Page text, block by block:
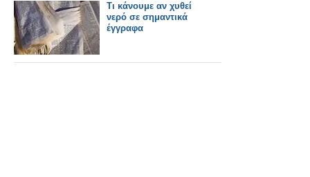
Τι κάνουμε αν χυθεί
νερό σε σημαντικά
έγγραφα